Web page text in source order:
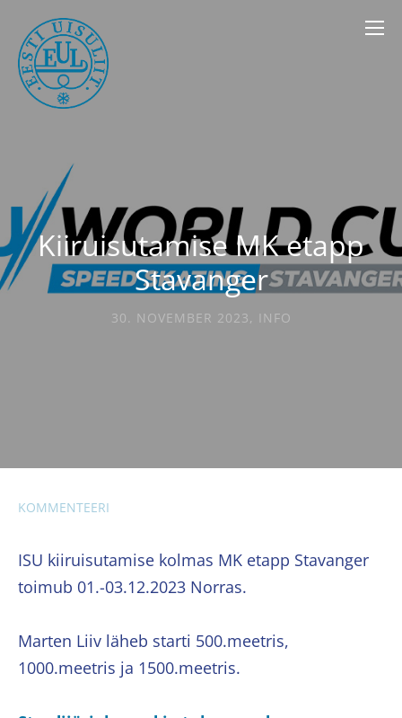
Kiiruisutamise MK etapp
Stavanger
30. NOVEMBER 2023, INFO
KOMMENTEERI
ISU kiiruisutamise kolmas MK etapp Stavanger
toimub 01.-03.12.2023 Norras.
Marten Liiv läheb starti 500.meetris,
1000.meetris ja 1500.meetris.